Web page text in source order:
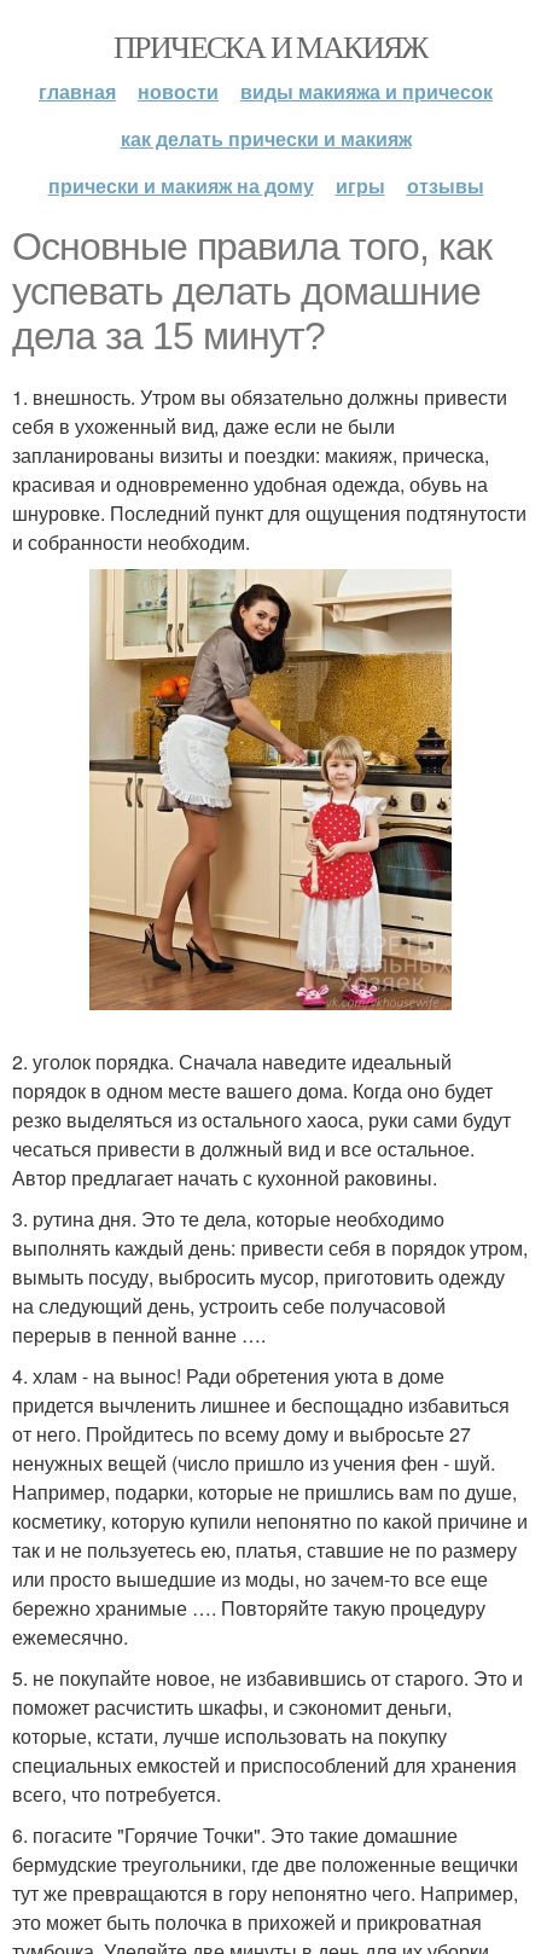
ПРИЧЕСКА И МАКИЯЖ
главная новости
виды макияжа и причесок
как делать прически и макияж
прически и макияж на дому
игры отзывы
Основные правила того, как
успевать делать домашние
дела за 15 минут?
1. внешность. Утром вы обязательно должны привести
себя в ухоженный вид, даже если не были
запланированы визиты и поездки: макияж, прическа,
красивая и одновременно удобная одежда, обувь на
шнуровке. Последний пункт для ощущения подтянутости
и собранности необходим.
2. уголок порядка. Сначала наведите идеальный
порядок в одном месте вашего дома. Когда оно будет
резко выделяться из остального хаоса, руки сами будут
чесаться привести в должный вид и все остальное.
Автор предлагает начать с кухонной раковины.
3. рутина дня. Это те дела, которые необходимо
выполнять каждый день: привести себя в порядок утром,
вымыть посуду, выбросить мусор, приготовить одежду
на следующий день, устроить себе получасовой
перерыв в пенной ванне ….
4. хлам - на вынос! Ради обретения уюта в доме
придется вычленить лишнее и беспощадно избавиться
от него. Пройдитесь по всему дому и выбросьте 27
ненужных вещей (число пришло из учения фен - шуй.
Например, подарки, которые не пришлись вам по душе,
косметику, которую купили непонятно по какой причине и
так и не пользуетесь ею, платья, ставшие не по размеру
или просто вышедшие из моды, но зачем-то все еще
бережно хранимые …. Повторяйте такую процедуру
ежемесячно.
5. не покупайте новое, не избавившись от старого. Это и
поможет расчистить шкафы, и сэкономит деньги,
которые, кстати, лучше использовать на покупку
специальных емкостей и приспособлений для хранения
всего, что потребуется.
6. погасите "Горячие Точки". Это такие домашние
бермудские треугольники, где две положенные вещички
тут же превращаются в гору непонятно чего. Например,
это может быть полочка в прихожей и прикроватная